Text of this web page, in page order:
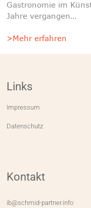
Gastronomie im
Jahre vergangen…
>Mehr erfahren
Links
Impressum
Datenschutz
Kontakt
ib@schmid-partner.info